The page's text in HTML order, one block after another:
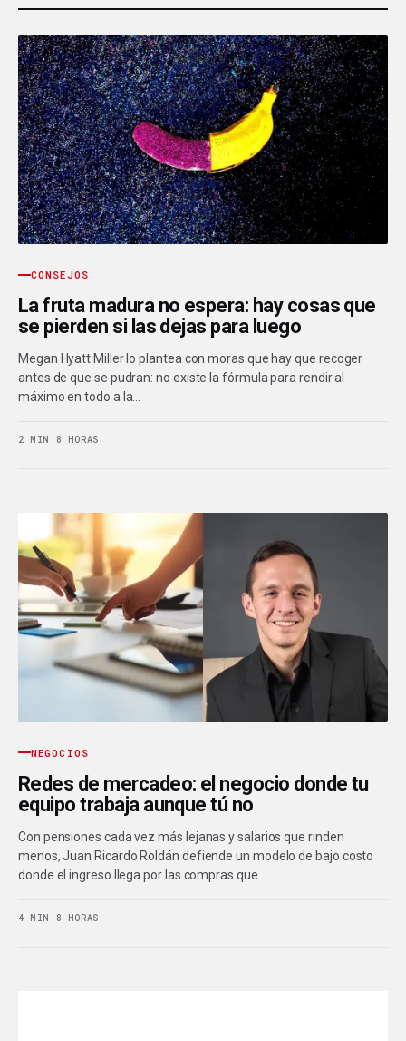
CONSEJOS
La fruta madura no espera: hay cosas que
se pierden si las dejas para luego
Megan Hyatt Miller lo plantea con moras que hay que recoger
antes de que se pudran: no existe la fórmula para rendir al
máximo en todo a la…
2 MIN · 8 HORAS
NEGOCIOS
Redes de mercadeo: el negocio donde tu
equipo trabaja aunque tú no
Con pensiones cada vez más lejanas y salarios que rinden
menos, Juan Ricardo Roldán defiende un modelo de bajo costo
donde el ingreso llega por las compras que…
4 MIN · 8 HORAS